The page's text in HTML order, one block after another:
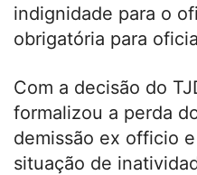
indignidade para o
obrigatória para
Com a decisão do
formalizou a perda
demissão ex officio
situação de